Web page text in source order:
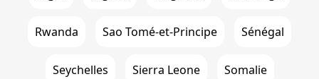
Rwanda Sao Tomé-et-Principe Sénégal
Seychelles Sierra Leone Somalie